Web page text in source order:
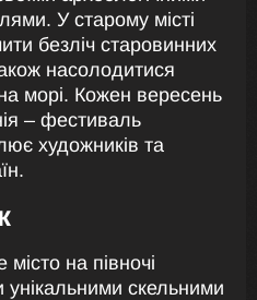
У старому місті
безліч старовинних
насолодитися
морі. Кожен вересень
– фестиваль
художників та
на півночі
унікальними скельними